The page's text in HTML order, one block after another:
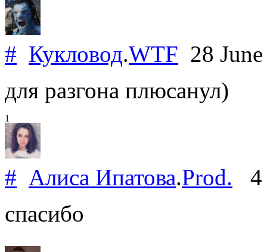
# Кукловод.WTF 28
для разгона плюсанул)
1
# Алиса Ипатова.Prod. 4
спасибо